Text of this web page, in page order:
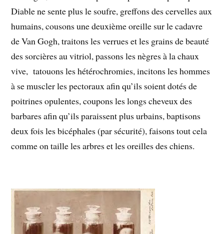
Diable ne sente plus le soufre, greffons des cervelles aux
humains, cousons une deuxième oreille sur le cadavre
de Van Gogh, traitons les verrues et les grains de beauté
des sorcières au vitriol, passons les nègres à la chaux
vive, tatouons les hétérochromies, incitons les hommes
à se muscler les pectoraux afin qu’ils soient dotés de
poitrines opulentes, coupons les longs cheveux des
barbares afin qu’ils paraissent plus urbains, baptisons
deux fois les bicéphales (par sécurité), faisons tout cela
comme on taille les arbres et les oreilles des chiens.